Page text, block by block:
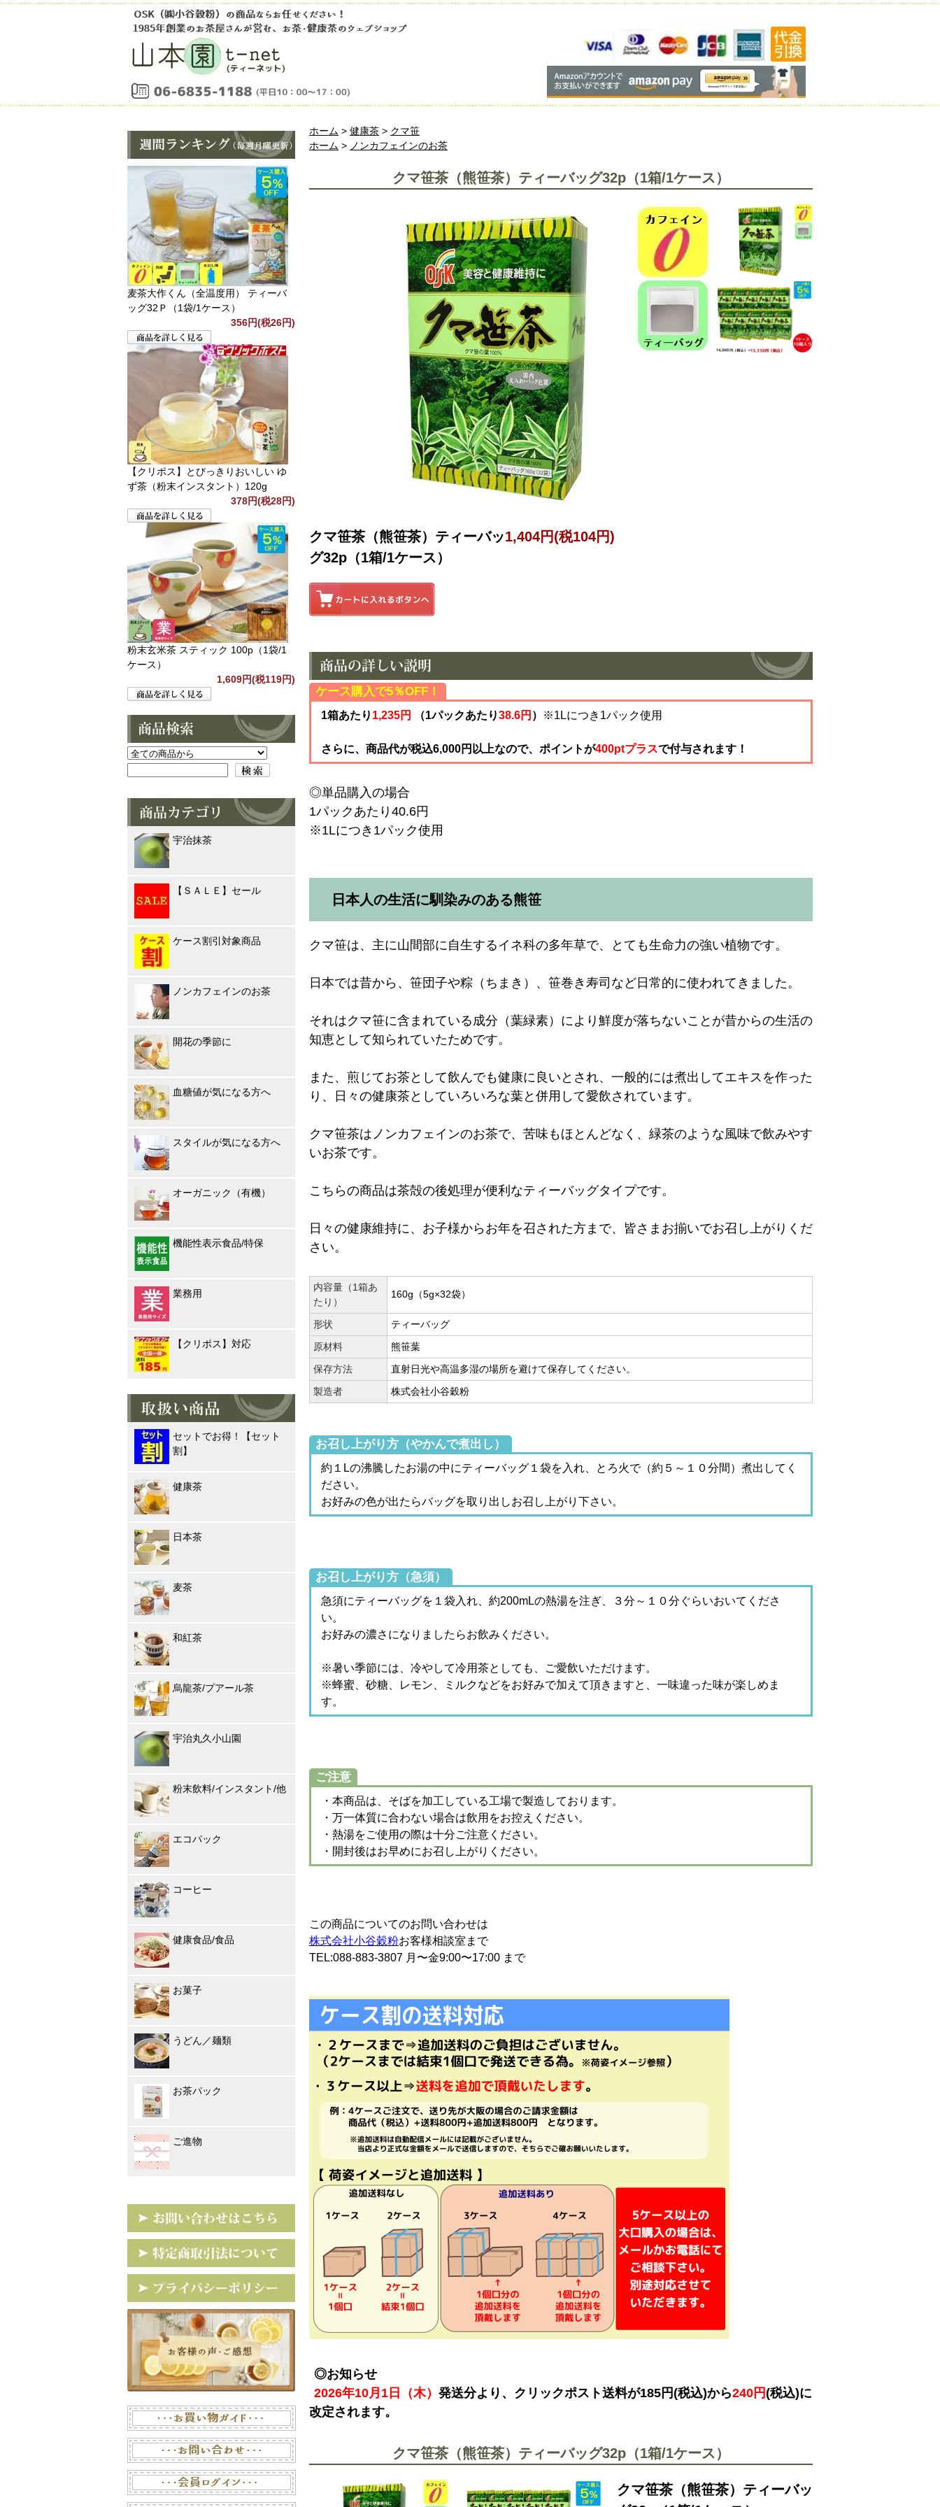
麦茶大作くん（全温度用） ティーバ
ッグ32Ｐ（1袋/1ケース）
356円(税26円)
【クリポス】とびっきりおいしい ゆ
ず茶（粉末インスタント）120g
378円(税28円)
粉末玄米茶 スティック 100p（1袋/1
ケース）
1,609円(税119円)
宇治抹茶
【ＳＡＬＥ】セール
ケース割引対象商品
ノンカフェインのお茶
開花の季節に
血糖値が気になる方へ
スタイルが気になる方へ
オーガニック（有機）
機能性表示食品/特保
業務用
【クリポス】対応
セットでお得！【セット
割】
健康茶
日本茶
麦茶
和紅茶
烏龍茶/プアール茶
宇治丸久小山園
粉末飲料/インスタント/他
エコパック
コーヒー
健康食品/食品
お菓子
うどん／麺類
お茶パック
ご進物
ホーム > 健康茶 > クマ笹
ホーム > ノンカフェインのお茶
クマ笹茶（熊笹茶）ティーバッグ32p（1箱/1ケース）
クマ笹茶（熊笹茶）ティーバッ
グ32p（1箱/1ケース）
1,404円(税104円)
ケース購入で5％OFF！
1箱あたり 1,235円 （1パックあたり38.6円 ） ※1Lにつき1パック使用
さらに、商品代が税込6,000円以上なので、ポイントが400ptプラスで付与されます！
◎単品購入の場合
1パックあたり40.6円
※1Lにつき1パック使用
日本人の生活に馴染みのある熊笹
クマ笹は、主に山間部に自生するイネ科の多年草で、とても生命力の強い植物です。
日本では昔から、笹団子や粽（ちまき）、笹巻き寿司など日常的に使われてきました。
それはクマ笹に含まれている成分（葉緑素）により鮮度が落ちないことが昔からの生活の
知恵として知られていたためです。
また、煎じてお茶として飲んでも健康に良いとされ、一般的には煮出してエキスを作った
り、日々の健康茶としていろいろな葉と併用して愛飲されています。
クマ笹茶はノンカフェインのお茶で、苦味もほとんどなく、緑茶のような風味で飲みやす
いお茶です。
こちらの商品は茶殻の後処理が便利なティーバッグタイプです。
日々の健康維持に、お子様からお年を召された方まで、皆さまお揃いでお召し上がりくだ
さい。
内容量（1箱あ
たり）
160g（5g×32袋）
形状
ティーバッグ
原材料
熊笹葉
保存方法
直射日光や高温多湿の場所を避けて保存してください。
製造者
株式会社小谷穀粉
お召し上がり方（やかんで煮出し）
約１Lの沸騰したお湯の中にティーバッグ１袋を入れ、とろ火で（約５～１０分間）煮出してく
ださい。
お好みの色が出たらバッグを取り出しお召し上がり下さい。
お召し上がり方（急須）
急須にティーバッグを１袋入れ、約200mLの熱湯を注ぎ、３分～１０分ぐらいおいてくださ
い。
お好みの濃さになりましたらお飲みください。
※暑い季節には、冷やして冷用茶としても、ご愛飲いただけます。
※蜂蜜、砂糖、レモン、ミルクなどをお好みで加えて頂きますと、一味違った味が楽しめま
す。
ご注意
・本商品は、そばを加工している工場で製造しております。
・万一体質に合わない場合は飲用をお控えください。
・熱湯をご使用の際は十分ご注意ください。
・開封後はお早めにお召し上がりください。
この商品についてのお問い合わせは
株式会社小谷穀粉お客様相談室まで
TEL:088-883-3807 月〜金9:00〜17:00 まで
◎お知らせ
2026年10月1日（木） 発送分より、クリックポスト送料が185円(税込)から240円(税込)に
改定されます。
クマ笹茶（熊笹茶）ティーバッグ32p（1箱/1ケース）
クマ笹茶（熊笹茶）ティーバッ